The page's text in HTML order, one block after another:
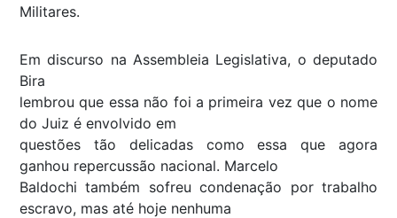
Militares.
Em discurso na Assembleia Legislativa, o deputado
Bira
lembrou que essa não foi a primeira vez que o nome
do Juiz é envolvido em
questões tão delicadas como essa que agora
ganhou repercussão nacional. Marcelo
Baldochi também sofreu condenação por trabalho
escravo, mas até hoje nenhuma